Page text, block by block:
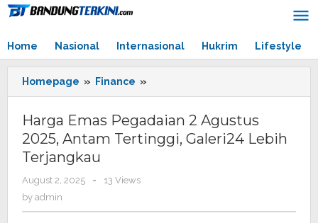
Skip
Home
Nasional Internasional Hukrim Lifestyle
Homepage » Finance »
Emas
2
Agustus
Lebih
Harga Emas Pegadaian 2 Agustus
2025, Antam Tertinggi, Galeri24 Lebih
Terjangkau
August 2, 2025
by
-
13 Views
by admin